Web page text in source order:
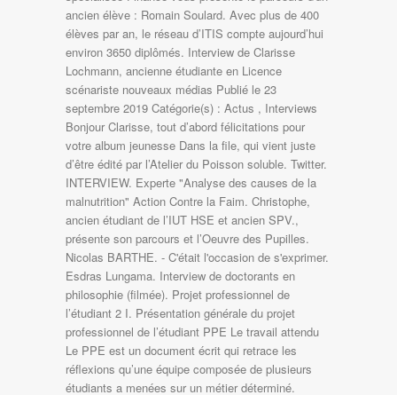
ancien élève : Romain Soulard. Avec plus de 400
élèves par an, le réseau d’ITIS compte aujourd’hui
environ 3650 diplômés. Interview de Clarisse
Lochmann, ancienne étudiante en Licence
scénariste nouveaux médias Publié le 23
septembre 2019 Catégorie(s) : Actus , Interviews
Bonjour Clarisse, tout d’abord félicitations pour
votre album jeunesse Dans la file, qui vient juste
d’être édité par l’Atelier du Poisson soluble. Twitter.
INTERVIEW. Experte "Analyse des causes de la
malnutrition" Action Contre la Faim. Christophe,
ancien étudiant de l’IUT HSE et ancien SPV.,
présente son parcours et l’Oeuvre des Pupilles.
Nicolas BARTHE. - C'était l'occasion de s'exprimer.
Esdras Lungama. Interview de doctorants en
philosophie (filmée). Projet professionnel de
l’étudiant 2 I. Présentation générale du projet
professionnel de l’étudiant PPE Le travail attendu
Le PPE est un document écrit qui retrace les
réflexions qu’une équipe composée de plusieurs
étudiants a menées sur un métier déterminé.